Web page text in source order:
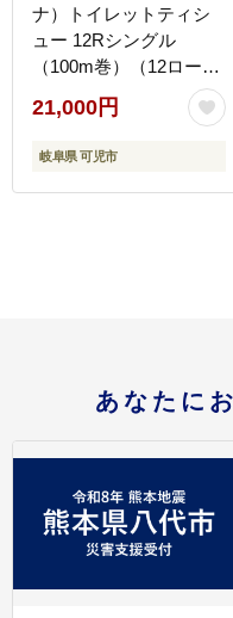
ナ）トイレットティシ
ュー 12Rシングル
（100m巻）（12ロール
×6パック） | トイレッ
トペーパー【0095-
005】
21,000円
岐阜県 可児市
あなたに